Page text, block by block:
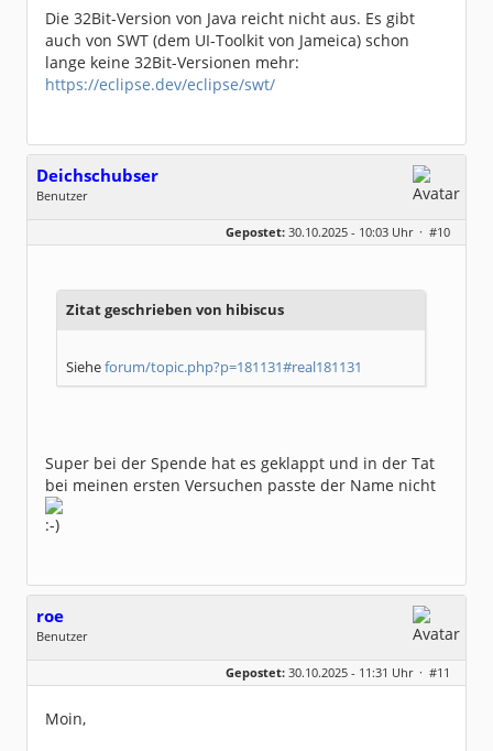
Dabei seit:
03 / 2005
Die 32Bit-Version von Java reicht nicht aus. Es gibt
auch von SWT (dem UI-Toolkit von Jameica) schon
lange keine 32Bit-Versionen mehr:
https://eclipse.dev/eclipse/swt/
Deichschubser
Benutzer
Dabei seit:
10 / 2025
Gepostet: 30.10.2025 - 10:03 Uhr · #10
Zitat geschrieben von hibiscus
Sieheforum/topic.php?p=181131#real181131
Super bei der Spende hat es geklappt und in der Tat
bei meinen ersten Versuchen passte der Name nicht
roe
Benutzer
Geschlecht:
keine Angabe
Dabei seit:
10 / 2025
Gepostet: 30.10.2025 - 11:31 Uhr · #11
Moin,